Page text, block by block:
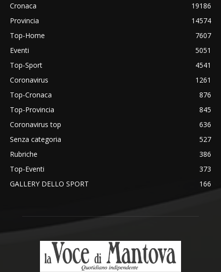
Cronaca
19186
Provincia
14574
Top-Home
7607
Eventi
5051
Top-Sport
4541
Coronavirus
1261
Top-Cronaca
876
Top-Provincia
845
Coronavirus top
636
Senza categoria
527
Rubriche
386
Top-Eventi
373
GALLERY DELLO SPORT
166